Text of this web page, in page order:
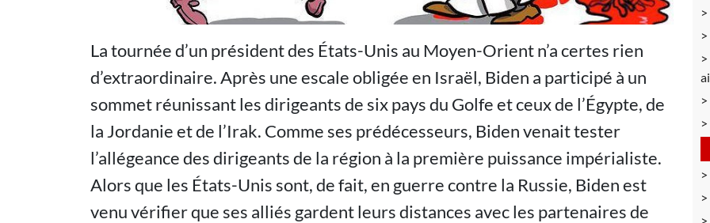
La tournée d’un président des États-Unis au Moyen-Orient n’a certes rien
d’extraordinaire. Après une escale obligée en Israël, Biden a participé à un
sommet réunissant les dirigeants de six pays du Golfe et ceux de l’Égypte, de
la Jordanie et de l’Irak. Comme ses prédécesseurs, Biden venait tester
l’allégeance des dirigeants de la région à la première puissance impérialiste.
Alors que les États-Unis sont, de fait, en guerre contre la Russie, Biden est
venu vérifier que ses alliés gardent leurs distances avec les partenaires de